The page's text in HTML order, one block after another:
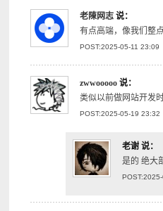
老陳网志 说：
有点高端，像我们整
POST:2025-05-11 23:09
zwwooooo 说：
类似以前做网站开发
POST:2025-05-19 23:32
老谢 说：
是的 绝大